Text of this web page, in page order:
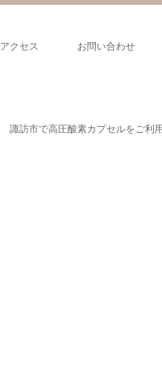
アクセス お問い合わせ
諏訪市で高圧酸素カプセルをご利